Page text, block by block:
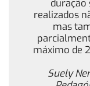
duração
realizados
mas
máximo de
Suely